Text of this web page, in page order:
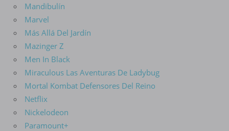
Mandibulín
Marvel
Más Allá Del Jardín
Mazinger Z
Men In Black
Miraculous Las Aventuras De Ladybug
Mortal Kombat Defensores Del Reino
Netflix
Nickelodeon
Paramount+